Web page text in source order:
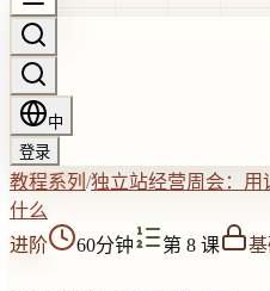
中
登录
教程系列 /独立站经营周会：用
什么
进阶
60分钟 第 8 课